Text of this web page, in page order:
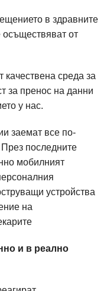
в здравните
осъществяват от
качествена среда за
за пренос на данни
у нас.
заемат все по-
последните
мобилният
устройства
на
и в реално